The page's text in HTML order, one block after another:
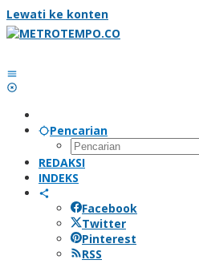
Lewati ke konten
Pencarian
REDAKSI
INDEKS
Facebook
Twitter
Pinterest
RSS